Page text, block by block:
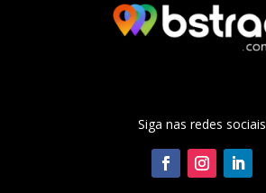
Siga nas redes sociais